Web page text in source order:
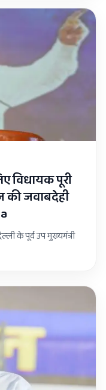
विधायक पूरी
की जवाबदेही
के पूर्व उप मुख्यमंत्री